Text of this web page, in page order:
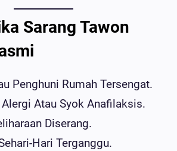
Sarang Tawon
Penghuni Rumah Tersengat.
Atau Syok Anafilaksis.
Diserang.
Hari Terganggu.